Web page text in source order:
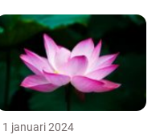
januari 2024